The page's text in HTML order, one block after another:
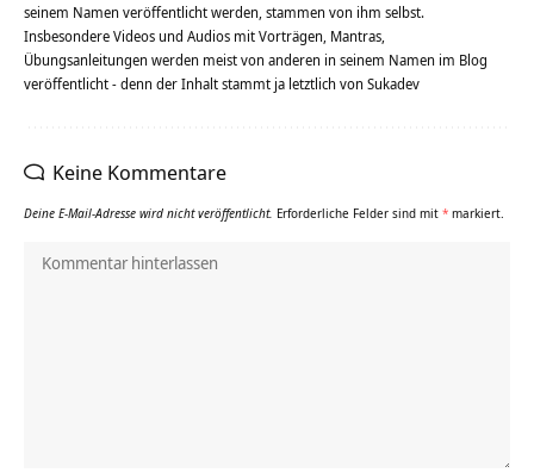
seinem Namen veröffentlicht werden, stammen von ihm selbst.
Insbesondere Videos und Audios mit Vorträgen, Mantras,
Übungsanleitungen werden meist von anderen in seinem Namen im Blog
veröffentlicht - denn der Inhalt stammt ja letztlich von Sukadev
Keine Kommentare
Deine E-Mail-Adresse wird nicht veröffentlicht. Erforderliche Felder sind mit * markiert.